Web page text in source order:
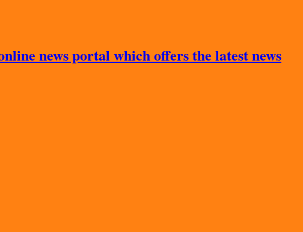
news portal which offers the latest news